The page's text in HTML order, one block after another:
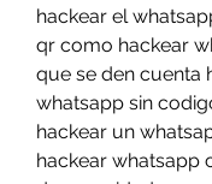
hackear el
qr como hackear
que se den cuenta
whatsapp sin
hackear un
hackear whatsapp